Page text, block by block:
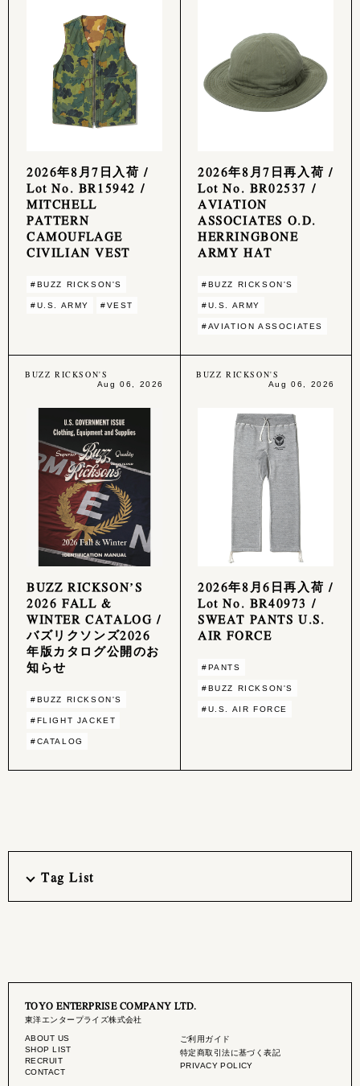
2026年8月7日入荷 /
Lot No. BR15942 /
MITCHELL
PATTERN
CAMOUFLAGE
CIVILIAN VEST
#BUZZ RICKSON'S
#U.S. ARMY #VEST
2026年8月7日再入荷 /
Lot No. BR02537 /
AVIATION
ASSOCIATES O.D.
HERRINGBONE
ARMY HAT
#BUZZ RICKSON'S
#U.S. ARMY
#AVIATION ASSOCIATES
BUZZ RICKSON'S
Aug 06, 2026
BUZZ RICKSON’S
2026 FALL &
WINTER CATALOG /
バズリクソンズ2026
年版カタログ公開のお
知らせ
#BUZZ RICKSON'S
#FLIGHT JACKET
#CATALOG
BUZZ RICKSON'S
Aug 06, 2026
2026年8月6日再入荷 /
Lot No. BR40973 /
SWEAT PANTS U.S.
AIR FORCE
#PANTS
#BUZZ RICKSON'S
#U.S. AIR FORCE
Tag List
TOYO ENTERPRISE COMPANY LTD.
東洋エンタープライズ株式会社
ABOUT US
SHOP LIST
RECRUIT
CONTACT
ご利用ガイド
特定商取引法に基づく表記
PRIVACY POLICY